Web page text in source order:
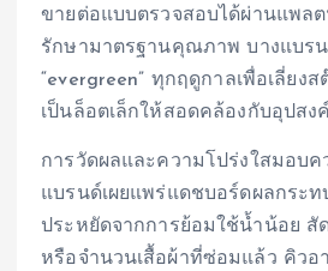
ขายต่อแบบตรวจสอบได้ผ่านแพล
รักษามาตรฐานคุณภาพ บางแบร
“evergreen” ทุกฤดูกาลเพื่อเลี่ยง
เป็นล็อตเล็กให้สอดคล้องกับอุปสง
การวัดผลและความโปร่งใสมอบค
แบรนด์เผยแพร่แดชบอร์ดผลกระ
ประหยัดจากการย้อมใช้น้ำน้อย สั
หรือจำนวนเสื้อผ้าที่ซ่อมแล้ว คิว